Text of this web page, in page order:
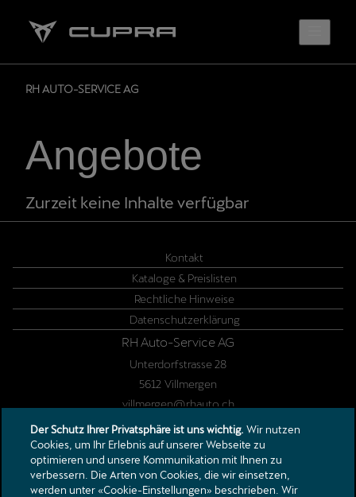
RH AUTO-SERVICE AG
Angebote
Zurzeit keine Inhalte verfügbar
Unterdorfstrasse 28
5612 Villmergen
villmergen@rhauto.ch
Tel.:
+41 56 622 69 50
Kontakt
Kataloge & Preislisten
Rechtliche Hinweise
Datenschutzerklärung
Der Schutz Ihrer Privatsphäre ist uns wichtig. Wir nutzen
Cookies, um Ihr Erlebnis auf unserer Webseite zu
optimieren und unsere Kommunikation mit Ihnen zu
verbessern. Die Arten von Cookies, die wir einsetzen,
werden unter «Cookie-Einstellungen» beschrieben. Wir